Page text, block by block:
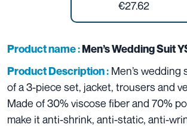
€27.62
Product name :Men’s Wedding Suit
Product Description : Men’s
of a 3-piece set, jacket, trousers and
Made of 30% viscose fiber and 70%
make it anti-shrink, anti-static, anti-